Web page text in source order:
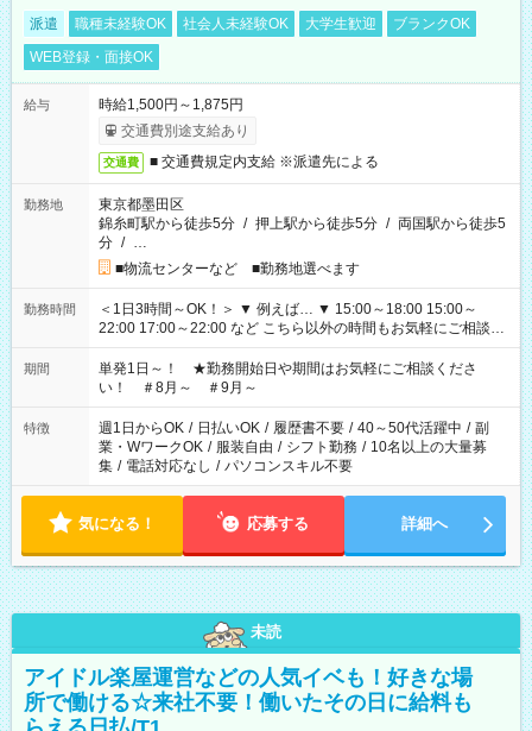
派遣 職種未経験OK 社会人未経験OK 大学生歓迎
ブランクOK
WEB登録・面接OK
給与
時給1,500円～1,875円
交通費別途支給あり
交通費 ■ 交通費規定内支給 ※派遣先による
勤務地
東京都墨田区
錦糸町駅から徒歩5分 / 押上駅から徒歩5分 / 両国駅から徒歩5
分 / …
■物流センターなど ■勤務地選べます
勤務時間
＜1日3時間～OK！＞ ▼ 例えば… ▼ 15:00～18:00 15:00～
22:00 17:00～22:00 など こちら以外の時間もお気軽にご相談く
ださい！
期間
単発1日～！ ★勤務開始日や期間はお気軽にご相談くださ
い！ ＃8月～ ＃9月～
特徴 週1日からOK / 日払いOK / 履歴書不要 / 40～50代活躍中 / 副
業・WワークOK / 服装自由 / シフト勤務 / 10名以上の大量募
集 / 電話対応なし / パソコンスキル不要
気になる！ 応募する 詳細へ
未読
アイドル楽屋運営などの人気イベも！好きな場
所で働ける☆来社不要！働いたその日に給料も